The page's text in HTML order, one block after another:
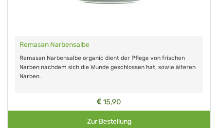
Remasan Narbensalbe
Remasan Narbensalbe organic dient der Pflege von frischen
Narben nachdem sich die Wunde geschlossen hat, sowie älteren
Narben.
15,90
Zur Bestellung